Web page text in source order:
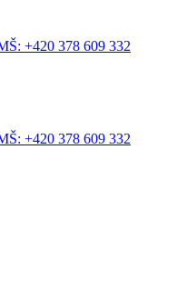
+420 378 609 332
+420 378 609 332